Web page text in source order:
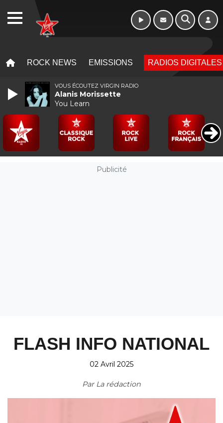
ROCK NEWS EMISSIONS RADIOS DIGITALES
Publicité
FLASH INFO NATIONAL
02 Avril 2025
Par La rédaction
VOUS ÉCOUTEZ VIRGIN RADIO
Alanis Morissette
You Learn
WEBRADIO